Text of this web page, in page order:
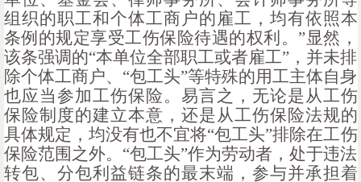
组织的职工和个体工商户的雇工，均有依照本
条例的规定享受工伤保险待遇的权利。”显然，
该条强调的“本单位全部职工或者雇工”，并未排
除个体工商户、“包工头”等特殊的用工主体自身
也应当参加工伤保险。易言之，无论是从工伤
保险制度的建立本意，还是从工伤保险法规的
具体规定，均没有也不宜将“包工头”排除在工伤
保险范围之外。“包工头”作为劳动者，处于违法
转包、分包利益链条的最末端，参与并承担着